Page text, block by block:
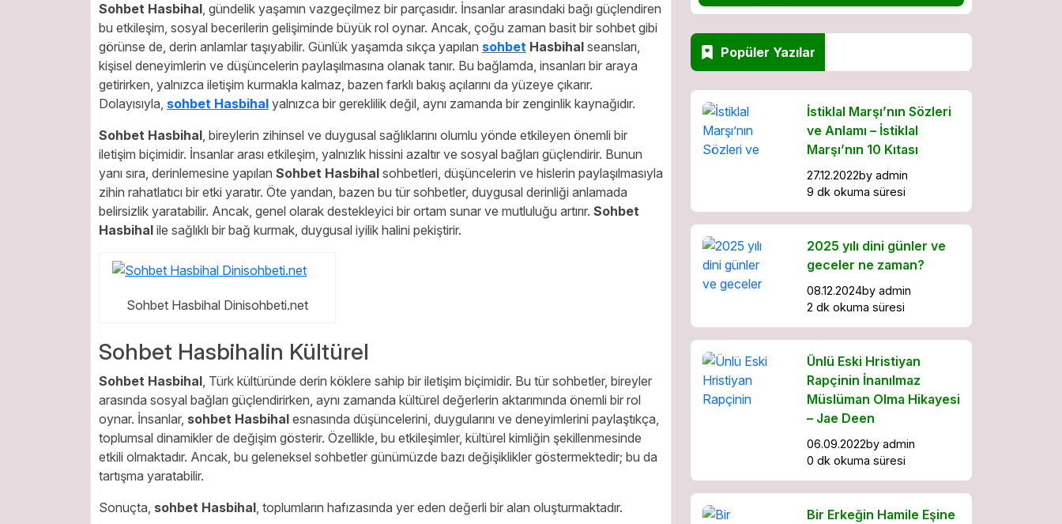
Sohbet Hasbihal, gündelik yaşamın vazgeçilmez bir parçasıdır. İnsanlar arasındaki bağı güçlendiren
bu etkileşim, sosyal becerilerin gelişiminde büyük rol oynar. Ancak, çoğu zaman basit bir sohbet gibi
görünse de, derin anlamlar taşıyabilir. Günlük yaşamda sıkça yapılan sohbet Hasbihal seansları,
kişisel deneyimlerin ve düşüncelerin paylaşılmasına olanak tanır. Bu bağlamda, insanları bir araya
getirirken, yalnızca iletişim kurmakla kalmaz, bazen farklı bakış açılarını da yüzeye çıkarır.
Dolayısıyla, sohbet Hasbihal yalnızca bir gereklilik değil, aynı zamanda bir zenginlik kaynağıdır.
Sohbet Hasbihal, bireylerin zihinsel ve duygusal sağlıklarını olumlu yönde etkileyen önemli bir
iletişim biçimidir. İnsanlar arası etkileşim, yalnızlık hissini azaltır ve sosyal bağları güçlendirir. Bunun
yanı sıra, derinlemesine yapılan Sohbet Hasbihal sohbetleri, düşüncelerin ve hislerin paylaşılmasıyla
zihin rahatlatıcı bir etki yaratır. Öte yandan, bazen bu tür sohbetler, duygusal derinliği anlamada
belirsizlik yaratabilir. Ancak, genel olarak destekleyici bir ortam sunar ve mutluluğu artırır. Sohbet
Hasbihal ile sağlıklı bir bağ kurmak, duygusal iyilik halini pekiştirir.
Sohbet Hasbihal Dinisohbeti.net
Sohbet Hasbihalin Kültürel
Sohbet Hasbihal, Türk kültüründe derin köklere sahip bir iletişim biçimidir. Bu tür sohbetler, bireyler
arasında sosyal bağları güçlendirirken, aynı zamanda kültürel değerlerin aktarımında önemli bir rol
oynar. İnsanlar, sohbet Hasbihal esnasında düşüncelerini, duygularını ve deneyimlerini paylaştıkça,
toplumsal dinamikler de değişim gösterir. Özellikle, bu etkileşimler, kültürel kimliğin şekillenmesinde
etkili olmaktadır. Ancak, bu geleneksel sohbetler günümüzde bazı değişiklikler göstermektedir; bu da
tartışma yaratabilir.
Sonuçta, sohbet Hasbihal, toplumların hafızasında yer eden değerli bir alan oluşturmaktadır.
Popüler Yazılar
İstiklal Marşı’nın Sözleri
ve Anlamı – İstiklal
Marşı’nın 10 Kıtası
27.12.2022by admin
9 dk okuma süresi
2025 yılı dini günler ve
geceler ne zaman?
08.12.2024by admin
2 dk okuma süresi
Ünlü Eski Hristiyan
Rapçinin İnanılmaz
Müslüman Olma Hikayesi
– Jae Deen
06.09.2022by admin
0 dk okuma süresi
Bir Erkeğin Hamile Eşine